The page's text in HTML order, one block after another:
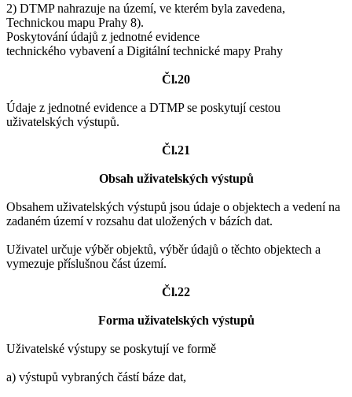
2) DTMP nahrazuje na území, ve kterém byla zavedena,
Technickou mapu Prahy 8).
Poskytování údajů z jednotné evidence
technického vybavení a Digitální technické mapy Prahy
Čl.20
Údaje z jednotné evidence a DTMP se poskytují cestou
uživatelských výstupů.
Čl.21
Obsah uživatelských výstupů
Obsahem uživatelských výstupů jsou údaje o objektech a vedení na
zadaném území v rozsahu dat uložených v bázích dat.
Uživatel určuje výběr objektů, výběr údajů o těchto objektech a
vymezuje příslušnou část území.
Čl.22
Forma uživatelských výstupů
Uživatelské výstupy se poskytují ve formě
a) výstupů vybraných částí báze dat,